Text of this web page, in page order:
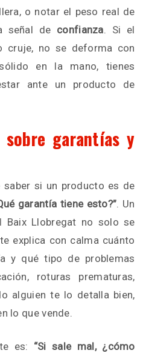
o notar el peso real de
señal de confianza. Si el
cruje, no se deforma con
en la mano, tienes
ante un producto de
sobre garantías y
si un producto es de
garantía tiene esto?”. Un
Baix Llobregat no solo se
explica con calma cuánto
y qué tipo de problemas
roturas prematuras,
alguien te lo detalla bien,
lo que vende.
es: “Si sale mal, ¿cómo